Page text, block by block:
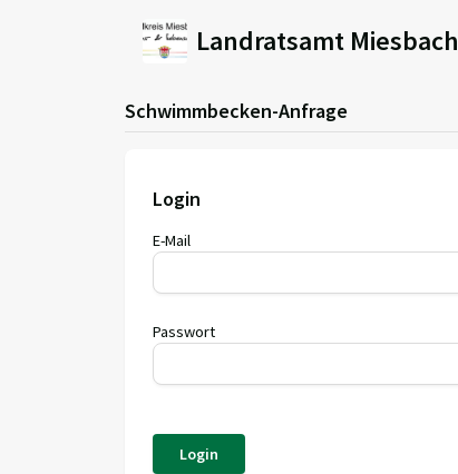
Landratsamt Miesbach
Schwimmbecken-Anfrage
Login
E-Mail
Passwort
Login